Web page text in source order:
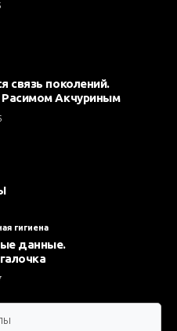
связь поколений.
Акчуриным
гигиена
данные.